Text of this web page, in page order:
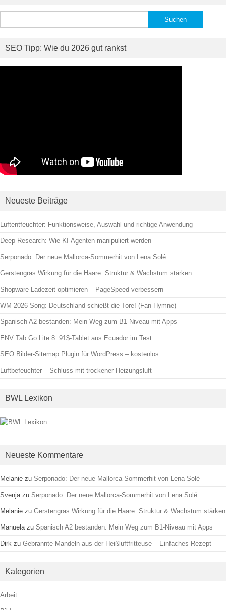
nach:
SEO Tipp: Wie du 2026 gut rankst
Neueste Beiträge
Luftentfeuchter: Funktionsweise, Auswahl und richtige Anwendung
Deep Research: Wie KI-Agenten manipuliert werden
Serponado: Der neue Mallorca-Sommerhit von Lena Solé
Gerstengras Wirkung für die Haare: Struktur & Wachstum stärken
Shopware Ladezeit optimieren – PageSpeed verbessern
WM 2026 Song: Deutschland schießt die Tore! (Fan-Hymne)
Spanisch A2 bestanden: Mein Weg zum B1-Niveau mit Apps
ENV Tab Go Lite 8: 91$-Tablet aus Ecuador im Test
SEO Bilder-Sitemap Plugin für WordPress – kostenlos
Luftbefeuchter – Schluss mit trockener Heizungsluft
BWL Lexikon
Neueste Kommentare
Melanie zu Serponado: Der neue Mallorca-Sommerhit von Lena Solé
Svenjazu Serponado: Der neue Mallorca-Sommerhit von Lena Solé
Melanie zu Gerstengras Wirkung für die Haare: Struktur & Wachstum stärken
Manuelazu Spanisch A2 bestanden: Mein Weg zum B1-Niveau mit Apps
Dirk zu Gebrannte Mandeln aus der Heißluftfritteuse – Einfaches Rezept
Kategorien
Arbeit